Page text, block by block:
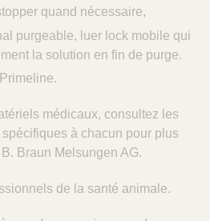
quand nécessaire,
purgeable, luer lock mobile qui
la solution en fin de purge.
médicaux, consultez les
à chacun pour plus
Braun Melsungen AG.
de la santé animale.